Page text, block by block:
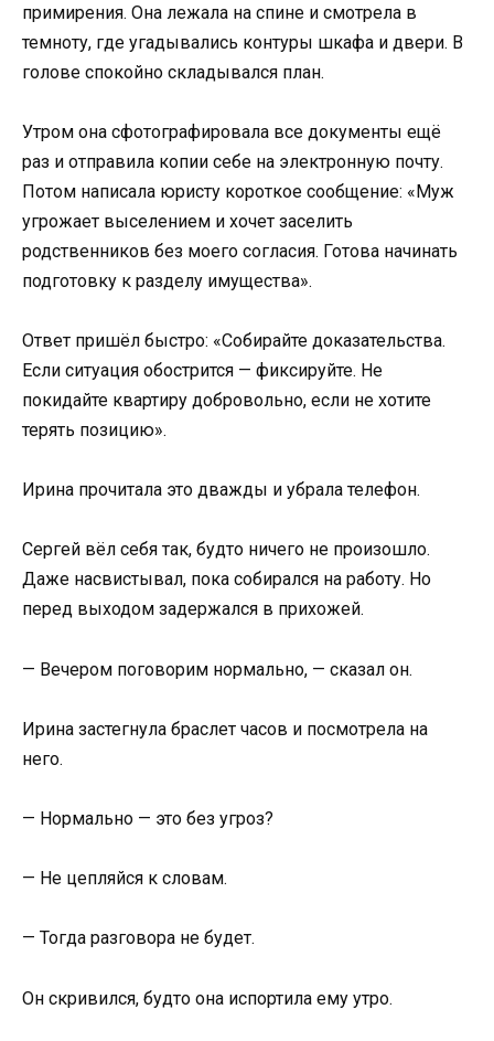
примирения. Она лежала на спине и смотрела в
темноту, где угадывались контуры шкафа и двери. В
голове спокойно складывался план.
Утром она сфотографировала все документы ещё
раз и отправила копии себе на электронную почту.
Потом написала юристу короткое сообщение: «Муж
угрожает выселением и хочет заселить
родственников без моего согласия. Готова начинать
подготовку к разделу имущества».
Ответ пришёл быстро: «Собирайте доказательства.
Если ситуация обострится — фиксируйте. Не
покидайте квартиру добровольно, если не хотите
терять позицию».
Ирина прочитала это дважды и убрала телефон.
Сергей вёл себя так, будто ничего не произошло.
Даже насвистывал, пока собирался на работу. Но
перед выходом задержался в прихожей.
— Вечером поговорим нормально, — сказал он.
Ирина застегнула браслет часов и посмотрела на
него.
— Нормально — это без угроз?
— Не цепляйся к словам.
— Тогда разговора не будет.
Он скривился, будто она испортила ему утро.